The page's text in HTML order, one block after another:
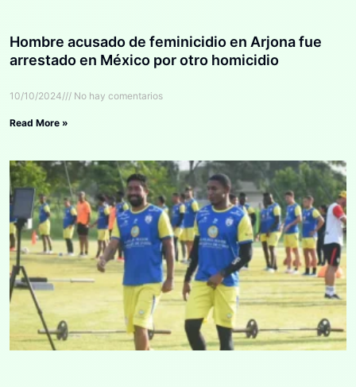
Hombre acusado de feminicidio en Arjona fue
arrestado en México por otro homicidio
10/10/2024 No hay comentarios
Read More »